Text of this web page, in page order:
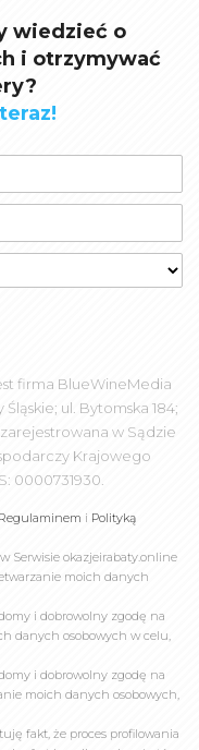
wiedzieć o
i otrzymywać
firma BlueWineMedia
ul. Bytomska 184;
w Sądzie
Krajowego
0000731930.
Regulaminem i Polityką
Serwisie okazjeirabaty.online
moich danych
i dobrowolny zgodę na
danych osobowych w celu,
i dobrowolny zgodę na
moich danych osobowych,
fakt, że proces profilowania